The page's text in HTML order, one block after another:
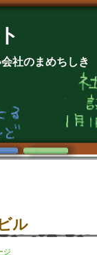
社のまめちしき
ル
ジ